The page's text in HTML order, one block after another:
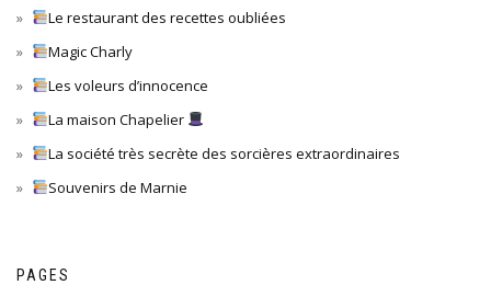
Le restaurant des recettes oubliées
Magic Charly
Les voleurs d’innocence
La maison Chapelier
La société très secrète des sorcières extraordinaires
Souvenirs de Marnie
PAGES